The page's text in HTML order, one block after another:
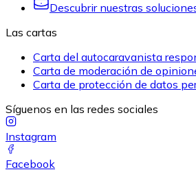
Descubrir nuestras
Las cartas
Carta del autocaravanista
Carta de moderación de
Carta de protección de datos
Síguenos en las redes sociales
Instagram
Facebook